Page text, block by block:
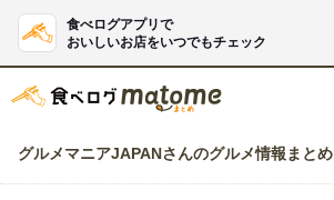
食べログアプリで
おいしいお店をいつでもチェック
グルメマニアJAPANさんのグルメ情報まとめ